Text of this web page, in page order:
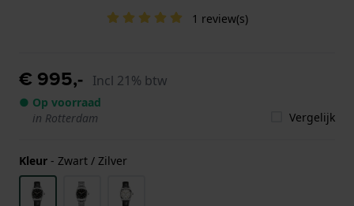
1 review(s)
€ 995,- Incl 21% btw
● Op voorraad
in Rotterdam
Vergelijk
Kleur - Zwart / Zilver